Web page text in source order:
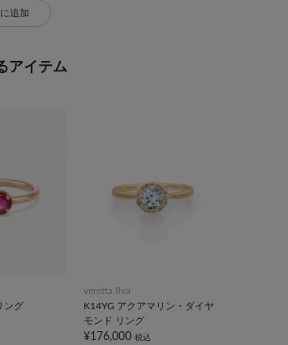
追加
アイテム
ング
veretta 8va
K14YG アクアマリン・ダイヤ
モンド リング
¥176,000 税込